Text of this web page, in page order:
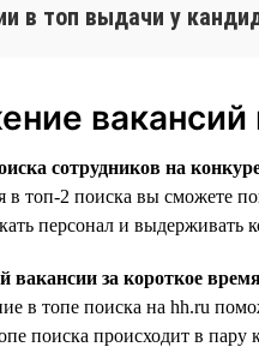
в топ выдачи у
вакансий
сотрудников на
2 поиска вы сможете
персонал и выдерживать
вакансии за короткое
в топе поиска на hh.ru
поиска происходит в пару